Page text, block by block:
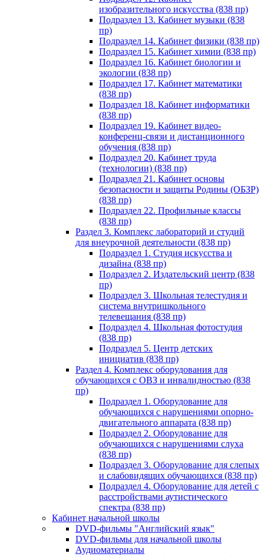
изобразительного искусства (838 пр)
Подраздел 13. Кабинет музыки (838
пр)
Подраздел 14. Кабинет физики (838 пр)
Подраздел 15. Кабинет химии (838 пр)
Подраздел 16. Кабинет биологии и
экологии (838 пр)
Подраздел 17. Кабинет математики
(838 пр)
Подраздел 18. Кабинет информатики
(838 пр)
Подраздел 19. Кабинет видео-
конференц-связи и дистанционного
обучения (838 пр)
Подраздел 20. Кабинет труда
(технологии) (838 пр)
Подраздел 21. Кабинет основы
безопасности и защиты Родины (ОБЗР)
(838 пр)
Подраздел 22. Профильные классы
(838 пр)
Раздел 3. Комплекс лабораторий и студий
для внеурочной деятельности (838 пр)
Подраздел 1. Студия искусства и
дизайна (838 пр)
Подраздел 2. Издательский центр (838
пр)
Подраздел 3. Школьная телестудия и
система внутришкольного
телевещания (838 пр)
Подраздел 4. Школьная фотостудия
(838 пр)
Подраздел 5. Центр детских
инициатив (838 пр)
Раздел 4. Комплекс оборудования для
обучающихся с ОВЗ и инвалидностью (838
пр)
Подраздел 1. Оборудование для
обучающихся с нарушениями опорно-
двигательного аппарата (838 пр)
Подраздел 2. Оборудование для
обучающихся с нарушениями слуха
(838 пр)
Подраздел 3. Оборудование для слепых
и слабовидящих обучающихся (838 пр)
Подраздел 4. Оборудование для детей с
расстройствами аутистического
спектра (838 пр)
Кабинет начальной школы
DVD-фильмы "Английский язык"
DVD-фильмы для начальной школы
Аудиоматериалы